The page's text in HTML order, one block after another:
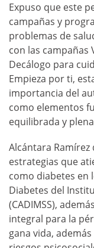
Expuso que este
campañas y
problemas de
con las campañas
Decálogo para
Empieza por ti,
importancia del
como elementos
equilibrada y
Alcántara
estrategias que
como diabetes en
Diabetes del
(CADIMSS),
integral para la
gana vida,